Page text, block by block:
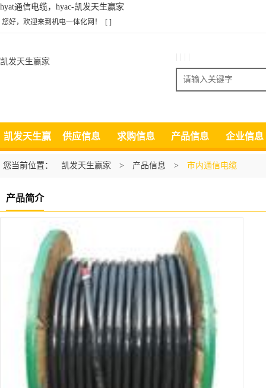
hyat通信电缆，hyac-凯发天生赢家
您好，欢迎来到机电一体化网！ [ ]
凯发天生赢家
搜索
凯发天生赢
家
供应信息 求购信息 产品信息 企业信息
您当前位置： 凯发天生赢家 > 产品信息 > 市内通信电缆
产品简介